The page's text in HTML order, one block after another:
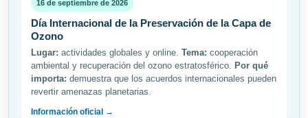
16 de septiembre de 2026
Día Internacional de la Preservación de la Capa de
Ozono
Lugar: actividades globales y online. Tema: cooperación
ambiental y recuperación del ozono estratosférico. Por qué
importa: demuestra que los acuerdos internacionales pueden
revertir amenazas planetarias.
Información oficial →